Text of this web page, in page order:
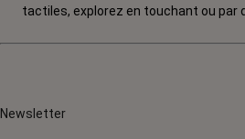
tactiles, explorez en touchant ou par
Newsletter